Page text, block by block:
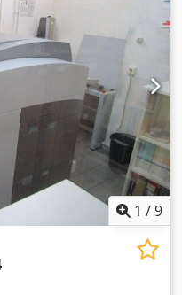
uitgevoerd door de
1 /9